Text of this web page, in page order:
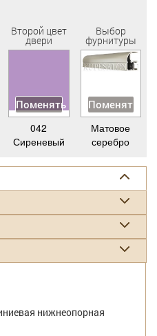
Второй цвет
двери
Поменять
042
Сиреневый
Выбор
фурнитуры
Поменять
Матовое
серебро
нижнеопорная